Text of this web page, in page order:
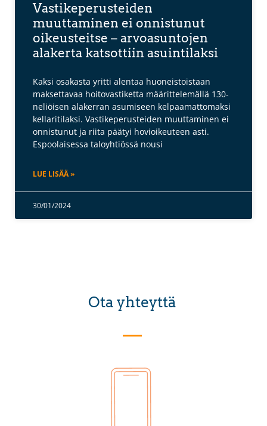
Vastikeperusteiden
muuttaminen ei onnistunut
oikeusteitse – arvoasuntojen
alakerta katsottiin asuintilaksi
Kaksi osakasta yritti alentaa huoneistoistaan
maksettavaa hoitovastiketta määrittelemällä 130-
neliöisen alakerran asumiseen kelpaamattomaksi
kellaritilaksi. Vastikeperusteiden muuttaminen ei
onnistunut ja riita päätyi hovioikeuteen asti.
Espoolaisessa taloyhtiössä nousi
LUE LISÄÄ »
30/01/2024
Ota yhteyttä